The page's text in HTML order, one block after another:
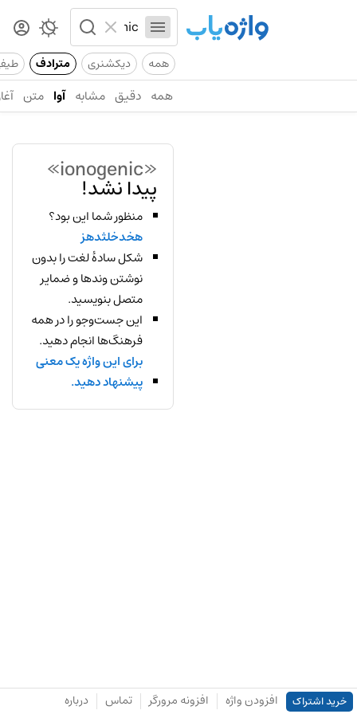
همه دیکشنری مترادف
همه دقیق مشابه آوا متن
«ionogenic»
پیدا نشد!
منظور شما این بود؟
هخدخلثدهز
شکل سادهٔ لغت را بدون
نوشتن وندها و ضمایر
متصل بنویسید.
این جست‌وجو را در همه
فرهنگ‌ها انجام دهید.
برای این واژه یک معنی
پیشنهاد دهید.
خرید اشتراک افزودن واژه افزونه مرورگر تماس درباره